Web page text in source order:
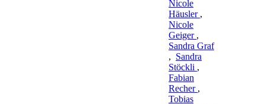
Nicole
Häusler ,
Nicole
Geiger ,
Sandra Graf
, Sandra
Stöckli ,
Fabian
Recher ,
Tobias